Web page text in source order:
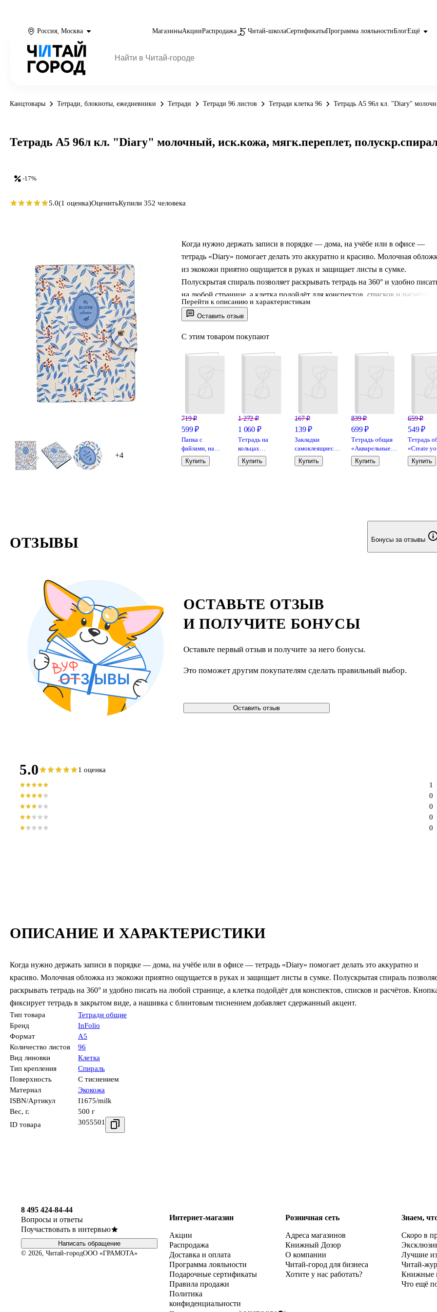
Россия, Москва МагазиныАкцииРаспродажа Читай-школаСертификатыПрограмма лояльностиБлогЕщё
Канцтовары Тетради, блокноты, ежедневники Тетради Тетради 96 листов Тетради клетка 96 Тетрадь А5 96л кл. "Diary"
+4
Оставить отзыв
Когда нужно держать записи в порядке — дома, на учёбе или в офисе —
тетрадь «Diary» помогает делать это аккуратно и красиво. Молочная
из экокожи приятно ощущается в руках и защищает листы в сумке.
Полускрытая спираль позволяет раскрывать тетрадь на 360° и удобно
на любой странице, а клетка подойдёт для конспектов, списков и расчётов.
Кнопка фиксирует тетрадь в закрытом виде, а нашивка с блинтовым
тиснением добавляет сдержанный акцент.
Перейти к описанию и характеристикам
С этим товаром покупают
719 ₽
599 ₽
Папка с
файлами, на
пружине,
«Pastel» А4, 20
Купить
1 272 ₽
1 060 ₽
Тетрадь на
кольцах
«Camomiles.
Прозрачный»
Купить
167 ₽
139 ₽
Закладки
самоклеящиеся
6*11 см 30
листов, "Hoho
Купить
839 ₽
699 ₽
Тетрадь общая
«Акварельные
цветы», 100
листов в клетку,
Купить
659 ₽
549 ₽
Тетрадь
«Create
future», 70
листов в
Купить
-17%
Тетрадь А5 96л кл. "Diary" молочный, иск.кожа, мягк.переплет,
5.0(1 оценка)ОценитьКупили 352 человека
ОПИСАНИЕ И ХАРАКТЕРИСТИКИ
Когда нужно держать записи в порядке — дома, на учёбе или в офисе — тетрадь «Diary» помогает делать это аккуратно и
красиво. Молочная обложка из экокожи приятно ощущается в руках и защищает листы в сумке. Полускрытая спираль
раскрывать тетрадь на 360° и удобно писать на любой странице, а клетка подойдёт для конспектов, списков и расчётов.
фиксирует тетрадь в закрытом виде, а нашивка с блинтовым тиснением добавляет сдержанный акцент.
Тип товара
Тетради общие
Бренд
InFolio
Формат
А5
Количество листов
96
Вид линовки
Клетка
Тип крепления
Спираль
Поверхность
С тиснением
Материал
Экокожа
ISBN/Артикул
I1675/milk
Вес, г.
500 г
ID товара
3055501
ОТЗЫВЫ Бонусы за отзывы
ОСТАВЬТЕ ОТЗЫВ
И ПОЛУЧИТЕ БОНУСЫ
Оставьте первый отзыв и получите за него бонусы.
Это поможет другим покупателям сделать правильный выбор.
Оставить отзыв
5.0 1 оценка
0
0
0
0
1
8 495 424-84-44
Вопросы и ответы
Поучаствовать в интервью
Написать обращение
© 2026, Читай-городООО «ГРАМОТА»
Интернет-магазин
Акции
Распродажа
Доставка и оплата
Программа лояльности
Подарочные сертификаты
Правила продажи
Политика
конфиденциальности
Розничная сеть
Адреса магазинов
Книжный Дозор
О компании
Читай-город для бизнеса
Хотите у нас работать?
Знаем,
Скоро в
Лучшие
Читай-
Книжные
Что ещё